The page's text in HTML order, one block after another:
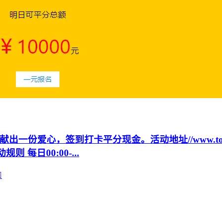
出一份爱心，签到打卡平分现金。活动地址//
规则 每日00:00-...